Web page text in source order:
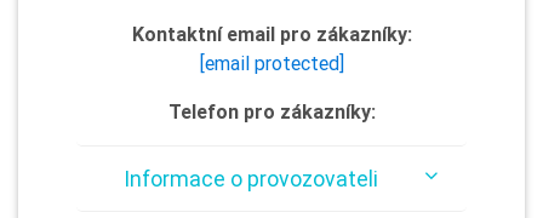
Kontaktní email pro zákazníky:
[email protected]
Telefon pro zákazníky:
Informace o provozovateli